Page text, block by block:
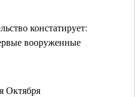
констатирует:
вооруженные
Октября